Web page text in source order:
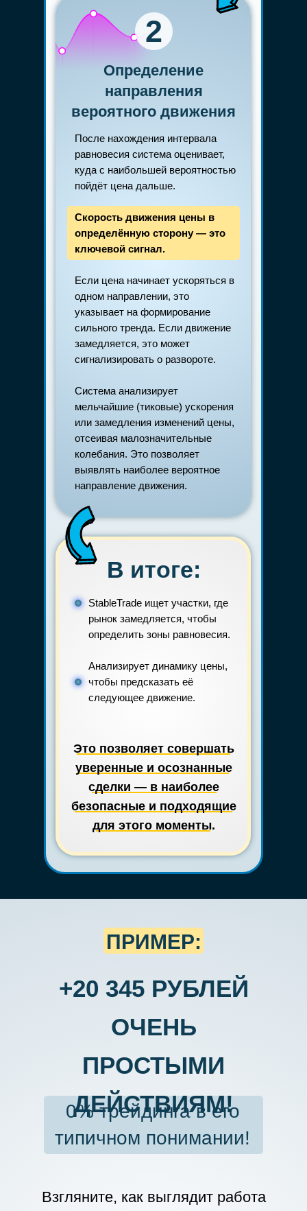
2
После нахождения интервала
равновесия система оценивает,
куда с наибольшей вероятностью
пойдёт цена дальше.
Скорость движения цены в
определённую сторону — это
ключевой сигнал.
Если цена начинает ускоряться в
одном направлении, это
указывает на формирование
сильного тренда. Если движение
замедляется, это может
сигнализировать о развороте.
Система анализирует
мельчайшие (тиковые) ускорения
или замедления изменений цены,
отсеивая малозначительные
колебания. Это позволяет
выявлять наиболее вероятное
направление движения.
Определение
направления
вероятного движения
В итоге:
StableTrade ищет участки, где
рынок замедляется, чтобы
определить зоны равновесия.
Анализирует динамику цены,
чтобы предсказать её
следующее движение.
Это позволяет совершать
уверенные и осознанные
сделки — в наиболее
безопасные и подходящие
для этого моменты.
0% трейдинга в его
типичном понимании!
ПРИМЕР:
+20 345 РУБЛЕЙ
ОЧЕНЬ
ПРОСТЫМИ
ДЕЙСТВИЯМ!
Взгляните, как выглядит работа